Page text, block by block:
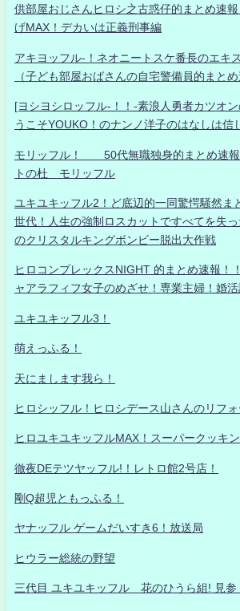
供部屋おじさんヒロシ之古惑仔的まとめ速
げMAX！デカいは正義刑事編
アキヨッフル-！ネオニートスケ番長のエキ
（子ども部屋おばさんの自宅警備員的まとめ
[ヨシヨシロッフル-！！-素浪人勇者カツオ
うこそYOUKO！のナンノ洋子のはなしは信
モリッフル！ 50代無職独身的まとめ速報
トの杜 モリッフル
ユキユキッフル2！ど底辺的一同驚愕騒然ま
世代！人生の強制ロスカットですべてを失
のクリスタルキングボンビー脱出大作戦
ヒロコンプレックスNIGHT 的まとめ速報！
ャアラフィフ女子のめざせ！専業主婦！婚
ユキユキッフル3！
萌えっふる！
天にまします我ら！
ヒロシッフル！ヒロシデース山さんのリフォ
ヒロユキユキッフルMAX！スーパークッキン
徹夜DEテツヤッフル!！レトロ館2号店！
剛Q超児ともっふる！
ヤナッフル ゲームだいすき6！放送局
ヒウラー総統の野望
三代目 ユキユキッフル 花のひうら組! 見参